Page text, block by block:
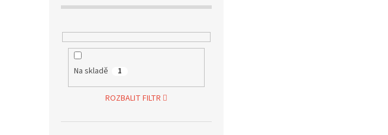
Na skladě 1
ROZBALIT FILTR